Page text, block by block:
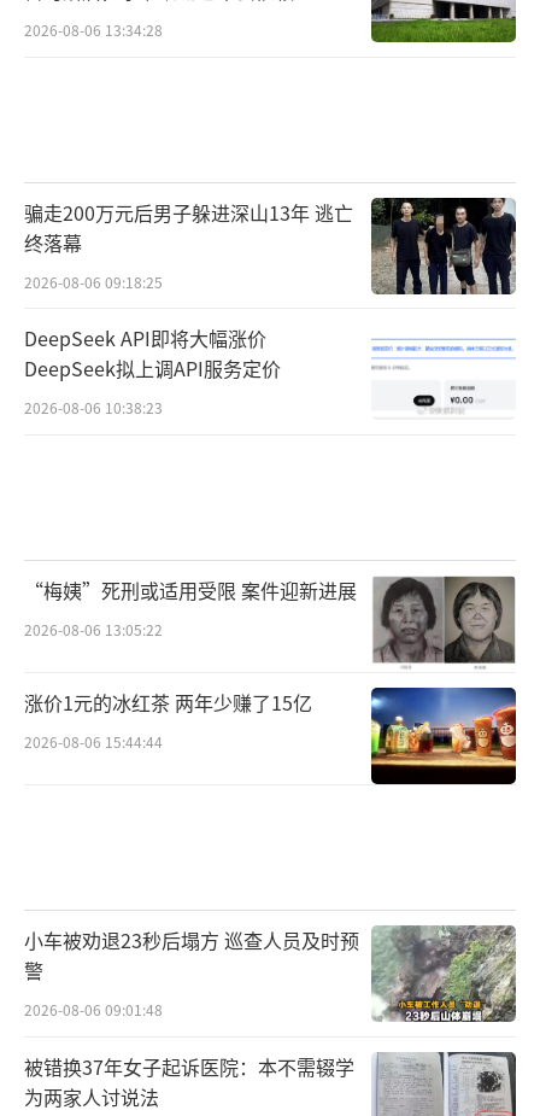
馏技术
2026-08-06 13:34:28
骗走200万元后男子躲进深山13年 逃亡
终落幕
2026-08-06 09:18:25
DeepSeek API即将大幅涨价
DeepSeek拟上调API服务定价
2026-08-06 10:38:23
“梅姨”死刑或适用受限 案件迎新进展
2026-08-06 13:05:22
涨价1元的冰红茶 两年少赚了15亿
2026-08-06 15:44:44
小车被劝退23秒后塌方 巡查人员及时预
警
2026-08-06 09:01:48
被错换37年女子起诉医院：本不需辍学
为两家人讨说法